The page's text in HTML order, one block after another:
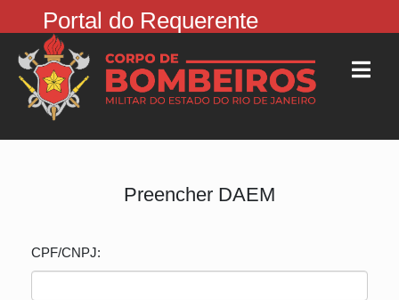
Portal do Requerente
Preencher DAEM
CPF/CNPJ: